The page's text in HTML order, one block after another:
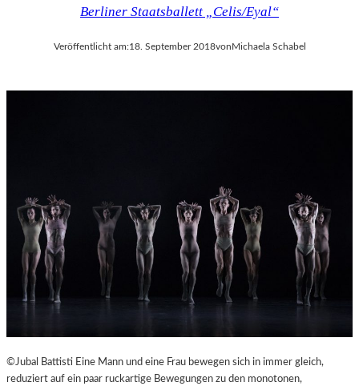
Berliner Staatsballett „Celis/Eyal“
Veröffentlicht am:18. September 2018von Michaela Schabel
©Jubal Battisti Eine Mann und eine Frau bewegen sich in immer gleich,
reduziert auf ein paar ruckartige Bewegungen zu den monotonen,